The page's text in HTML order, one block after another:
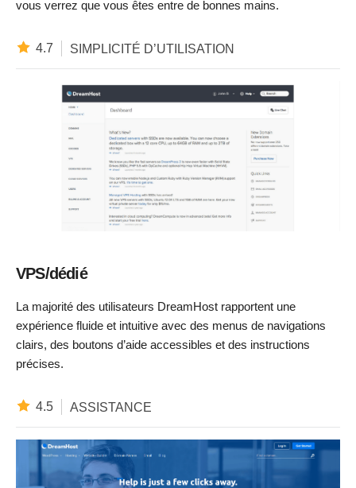
vous verrez que vous êtes entre de bonnes mains.
4.7 SIMPLICITÉ D’UTILISATION
VPS/dédié
La majorité des utilisateurs DreamHost rapportent une
expérience fluide et intuitive avec des menus de navigations
clairs, des boutons d’aide accessibles et des instructions
précises.
4.5 ASSISTANCE